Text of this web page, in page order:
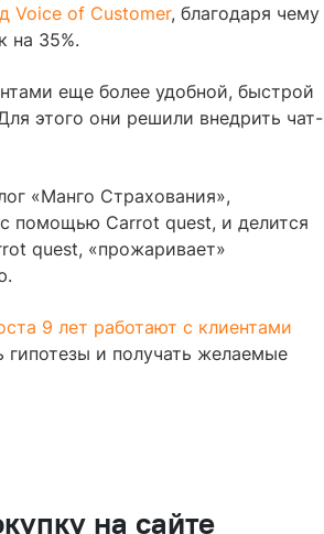
Voice of Customer, благодаря чему
на 35%.
еще более удобной, быстрой
этого они решили внедрить чат-
«Манго Страхования»,
с помощью Carrot quest, и делится
quest, «прожаривает»
9 лет работают с клиентами
гипотезы и получать желаемые
на сайте